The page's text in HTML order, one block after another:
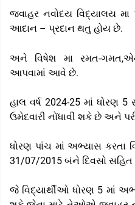
જવાહર નવોદય વિદ્યાલય મા
આદાન – પ્રદાન થતુ હોય છે.
અને વિષેશ મા રમત-
આપવામાં આવે છે.
હાલ વર્ષ 2024-25 માં ધોરણ
ઉમેદવારી નોંધાવી શકે છે અને
ધોરણ પાંચ માં અભ્યાસ કરતા
31/07/2015 બંને દિવસો
જે વિદ્યાર્થીઓ ધોરણ 5 માં